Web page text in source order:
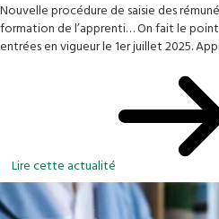
Nouvelle procédure de saisie des
formation de l’apprenti… On fait le point
entrées en vigueur le 1er juillet 2025.
Lire cette actualité